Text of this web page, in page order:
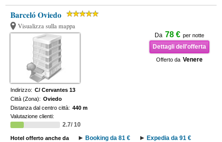
Barceló Oviedo
Visualizza sulla mappa
Da 78 € per notte
Dettagli dell'offerta
Offerto da Venere
Indirizzo: C/ Cervantes 13
Città (Zona): Oviedo
Distanza dal centro città: 440 m
Valutazione clienti:
2.7/ 10
Hotel offerto anche da Booking da 81 €
Expedia da 91 €